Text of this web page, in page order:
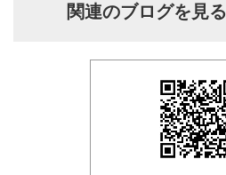
関連のブログを見る